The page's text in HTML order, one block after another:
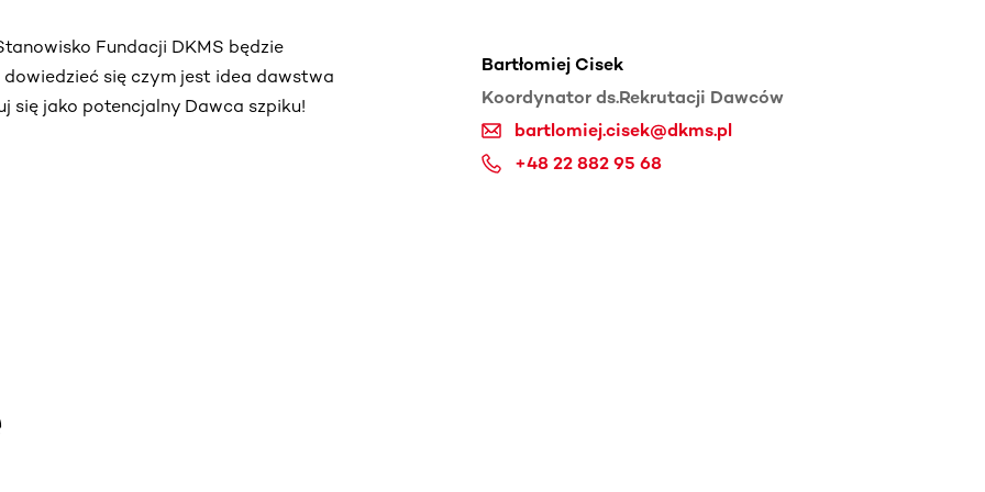
Fundacji DKMS będzie
się czym jest idea dawstwa
się jako potencjalny Dawca szpiku!
Bartłomiej Cisek
Koordynator ds.Rekrutacji Dawców
bartlomiej.cisek@dkms.pl
+48 22 882 95 68